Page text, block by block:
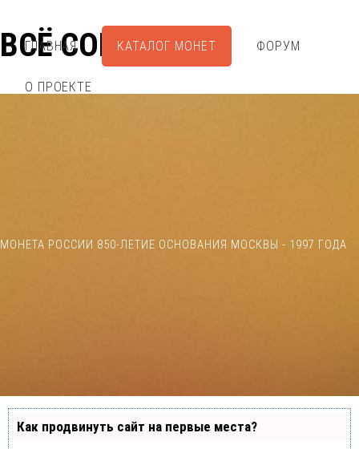
ВСЁ СОБРАЛ
ГЛАВНАЯ КАТАЛОГ МОНЕТ ФОРУМ
О ПРОЕКТЕ
МОНЕТА РОССИИ 850-ЛЕТИЕ ОСНОВАНИЯ МОСКВЫ - 1997 ГОДА
Как продвинуть сайт на первые места?